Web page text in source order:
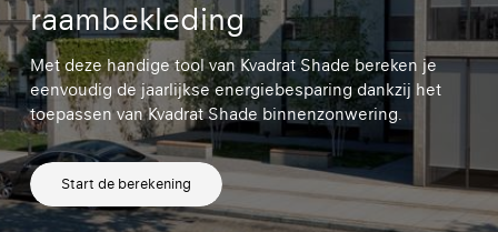
raambekleding
Met deze handige tool van Kvadrat Shade bereken je
eenvoudig de jaarlijkse energiebesparing dankzij het
toepassen van Kvadrat Shade binnenzonwering.
Start de berekening